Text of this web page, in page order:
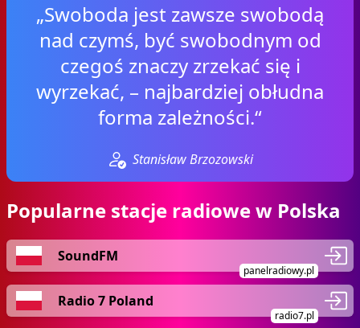
„Swoboda jest zawsze swobodą
nad czymś, być swobodnym od
czegoś znaczy zrzekać się i
wyrzekać, – najbardziej obłudna
forma zależności.“
Stanisław Brzozowski
Popularne stacje radiowe w Polska
SoundFM
panelradiowy.pl
Radio 7 Poland
radio7.pl